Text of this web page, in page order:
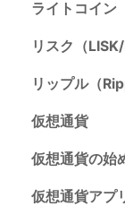
ライトコイン
リスク（LISK/
リップル（
仮想通貨
仮想通貨の始
仮想通貨アプ